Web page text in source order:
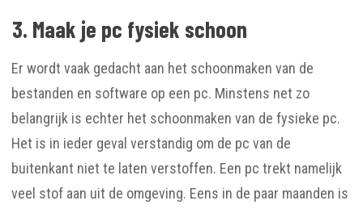
3. Maak je pc fysiek schoon
Er wordt vaak gedacht aan het schoonmaken van de
bestanden en software op een pc. Minstens net zo
belangrijk is echter het schoonmaken van de fysieke pc.
Het is in ieder geval verstandig om de pc van de
buitenkant niet te laten verstoffen. Een pc trekt namelijk
veel stof aan uit de omgeving. Eens in de paar maanden is